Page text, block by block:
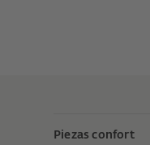
Piezas confort